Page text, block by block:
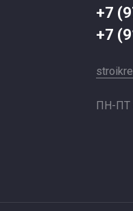
+7
+7
ПН-ПТ